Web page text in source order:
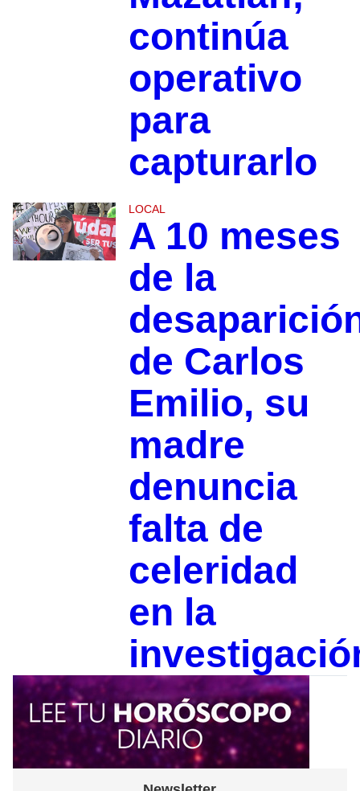
continúa
operativo
para
capturarlo
LOCAL
A 10 meses
de la
de Carlos
Emilio, su
madre
denuncia
falta de
celeridad
en la